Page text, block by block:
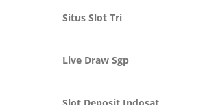
Situs Slot Tri
Live Draw Sgp